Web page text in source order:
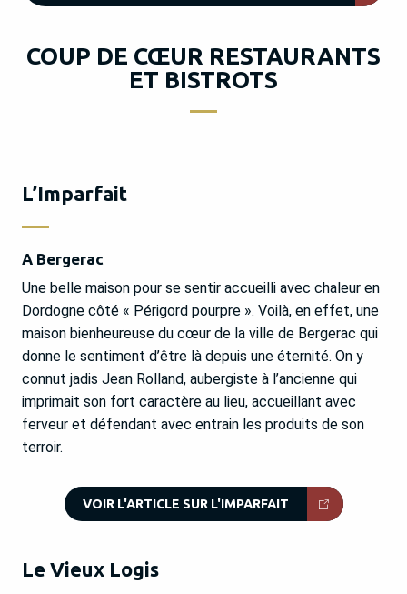
COUP DE CŒUR RESTAURANTS
ET BISTROTS
L’Imparfait
A Bergerac
Une belle maison pour se sentir accueilli avec chaleur en
Dordogne côté « Périgord pourpre ». Voilà, en effet, une
maison bienheureuse du cœur de la ville de Bergerac qui
donne le sentiment d’être là depuis une éternité. On y
connut jadis Jean Rolland, aubergiste à l’ancienne qui
imprimait son fort caractère au lieu, accueillant avec
ferveur et défendant avec entrain les produits de son
terroir.
VOIR L'ARTICLE SUR L'IMPARFAIT
Le Vieux Logis